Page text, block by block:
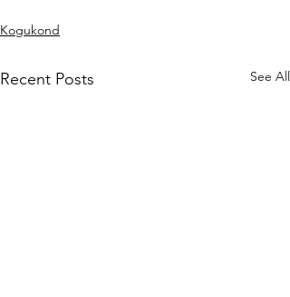
Kogukond
Recent Posts See All